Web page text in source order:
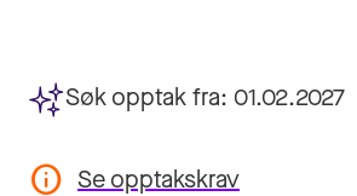
Søk opptak fra: 01.02.2027
Se opptakskrav